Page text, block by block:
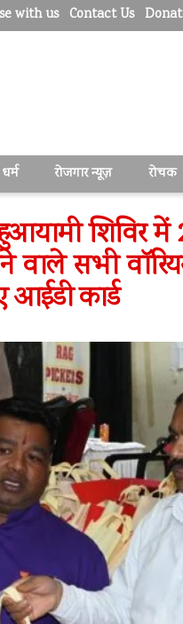
with us Contact Us
धर्म रोजगार न्यूज़ रोचक
शिविर में
सभी
कार्ड